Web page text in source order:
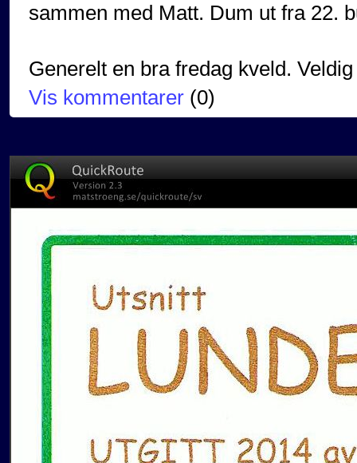
sammen med Matt. Dum ut fra 22.
Generelt en bra fredag kveld.
Vis kommentarer (0)